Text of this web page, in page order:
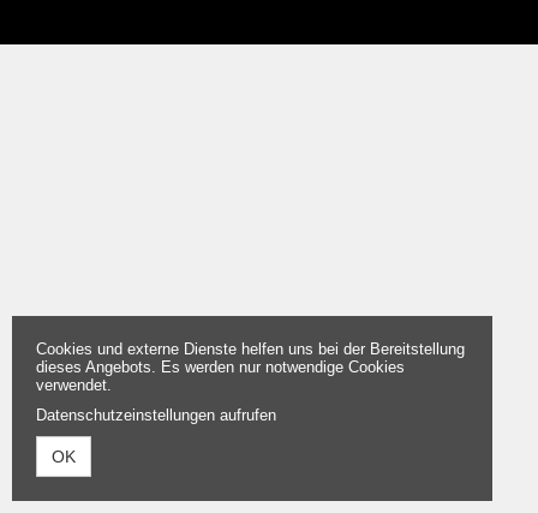
Cookies und externe Dienste helfen uns bei der Bereitstellung
dieses Angebots. Es werden nur notwendige Cookies
verwendet.
Datenschutzeinstellungen aufrufen
OK